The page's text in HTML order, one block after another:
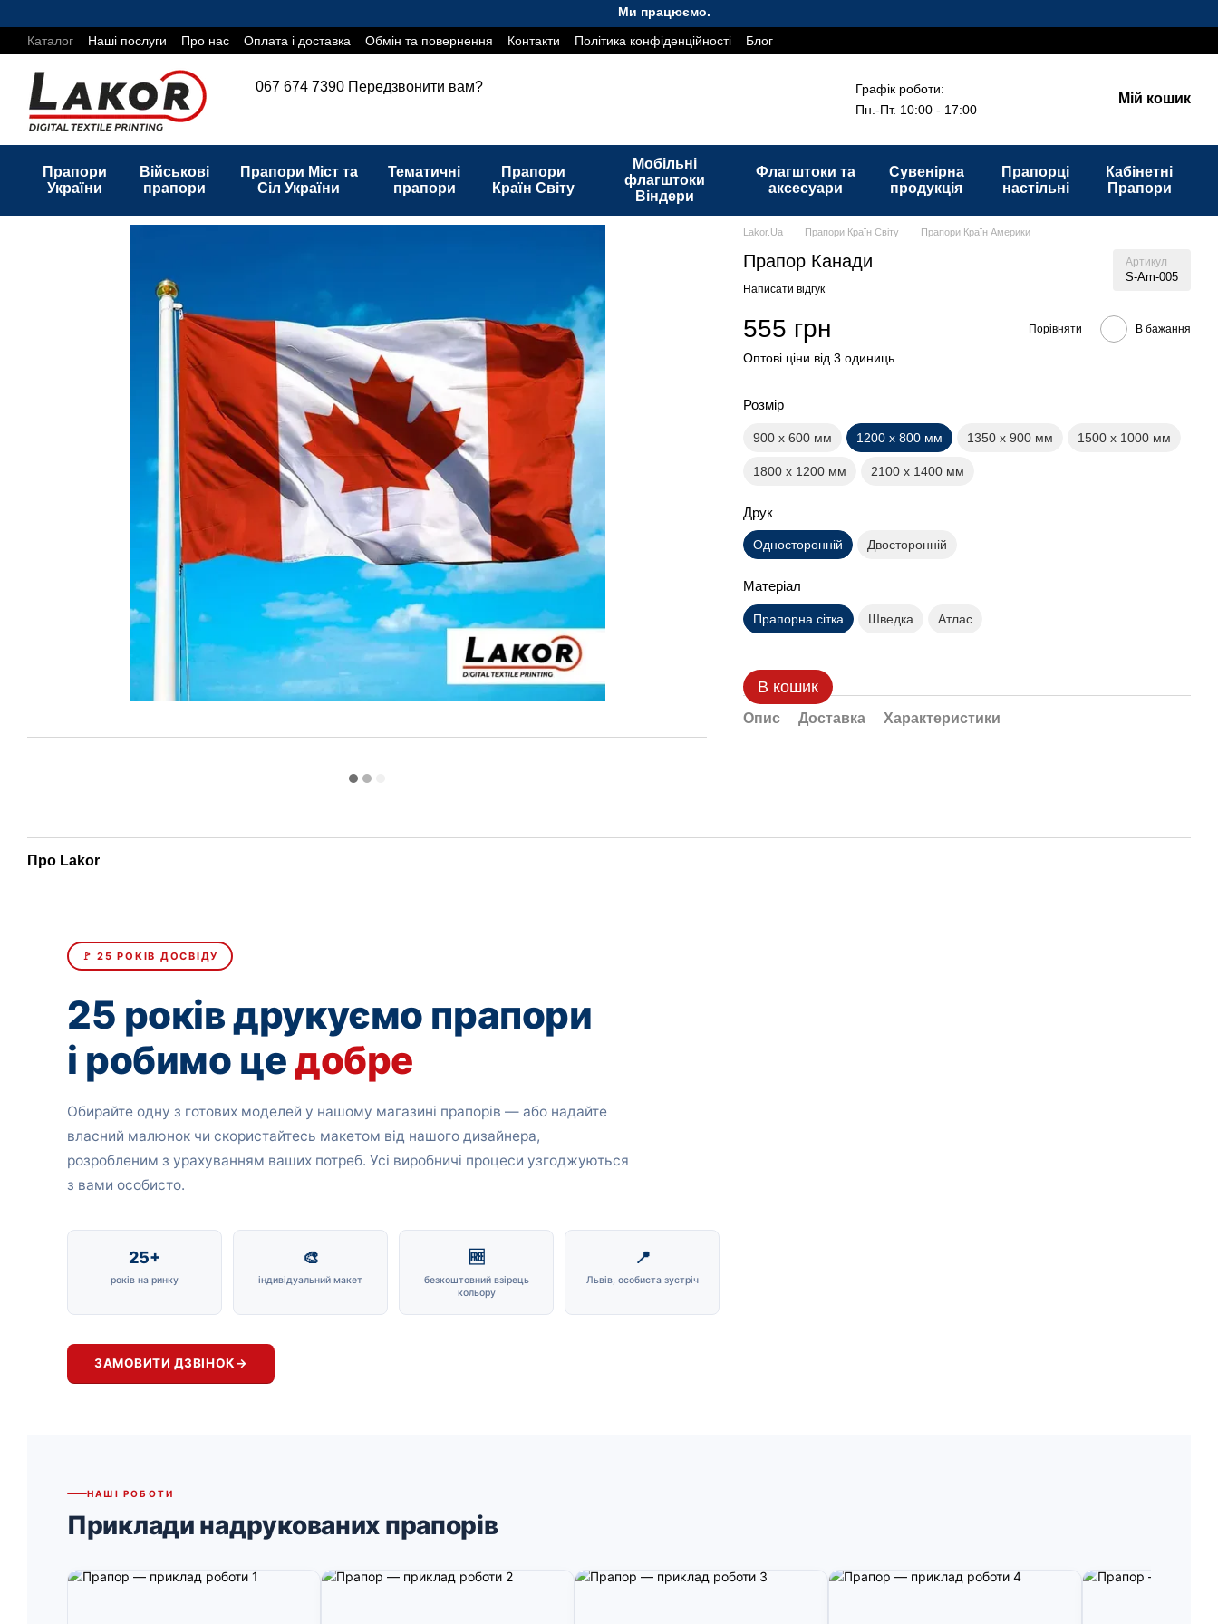
Ми працюємо. Все буде Україна!
Каталог
Наші послуги Про нас Оплата і доставка Обмін та повернення Контакти Політика конфіденційності Блог
067 674 7390 Передзвонити вам?
Графік роботи:
Пн.-Пт. 10:00 - 17:00
Мій кошик
Прапори
України
Військові
прапори
Прапори Міст та
Сіл України
Тематичні
прапори
Прапори
Країн Світу
Мобільні
флагштоки
Віндери
Флагштоки та
аксесуари
Сувенірна
продукція
Прапорці
настільні
Кабінетні
Прапори
Lakor.Ua Прапори Країн Світу Прапори Країн Америки
Прапор Канади Артикул
S-Am-005
Написати відгук
555 грн Порівняти В бажання
Оптові ціни від 3 одиниць
Розмір
900 х 600 мм 1200 х 800 мм 1350 х 900 мм 1500 х 1000 мм
1800 х 1200 мм 2100 х 1400 мм
Друк
Односторонній Двосторонній
Матеріал
Прапорна сітка Шведка Атлас
В кошик
Опис Доставка Характеристики
Про Lakor
🚩 25 РОКІВ ДОСВІДУ
25 років друкуємо прапори
і робимо цедобре
Обирайте одну з готових моделей у нашому магазині прапорів — або надайте
власний малюнок чи скористайтесь макетом від нашого дизайнера,
розробленим з урахуванням ваших потреб. Усі виробничі процеси узгоджуються
з вами особисто.
25+
років на ринку
🎨
індивідуальний макет
🆓
безкоштовний взірець
кольору
📍
Львів, особиста зустріч
ЗАМОВИТИ ДЗВІНОК→
НАШІ РОБОТИ
Приклади надрукованих прапорів